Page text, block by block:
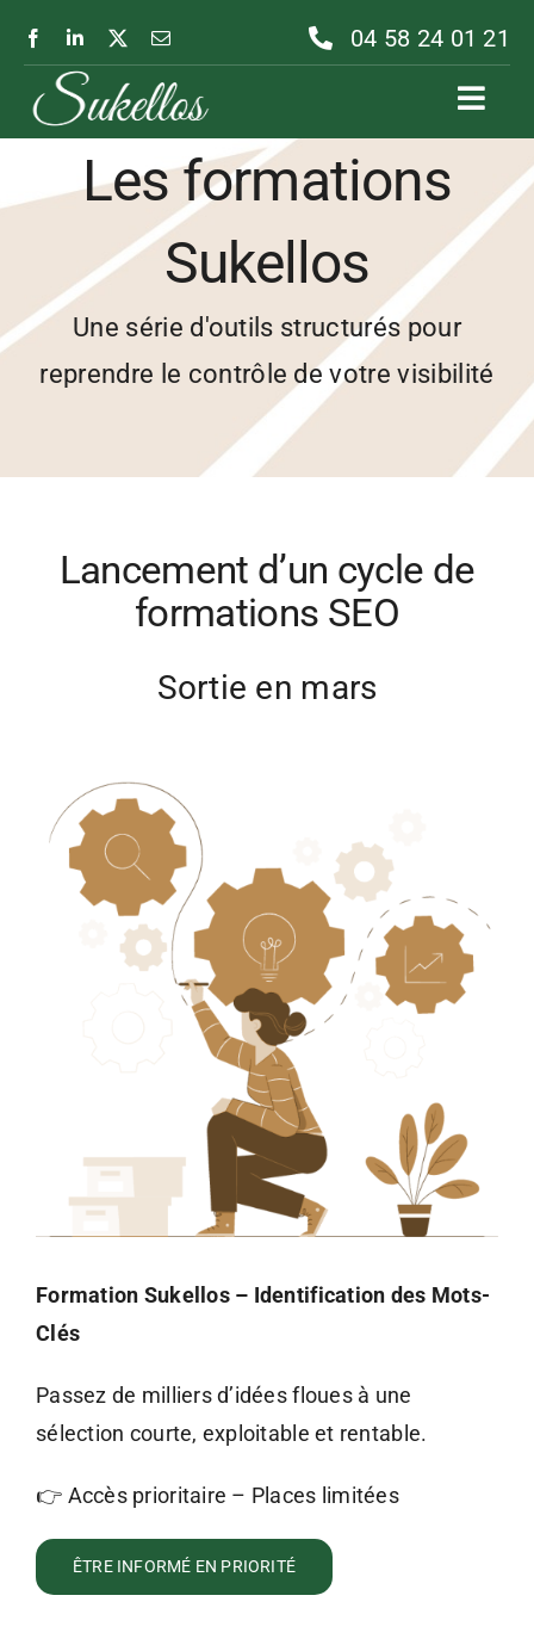
contenu
04 58 24 01 21
Les formations
Sukellos
Une série d'outils structurés pour
reprendre le contrôle de votre visibilité
Lancement d’un cycle de
formations SEO
Sortie en mars
Formation Sukellos – Identification des Mots-
Clés
Passez de milliers d’idées floues à une
sélection courte, exploitable et rentable.
👉 Accès prioritaire – Places limitées
ÊTRE INFORMÉ EN PRIORITÉ